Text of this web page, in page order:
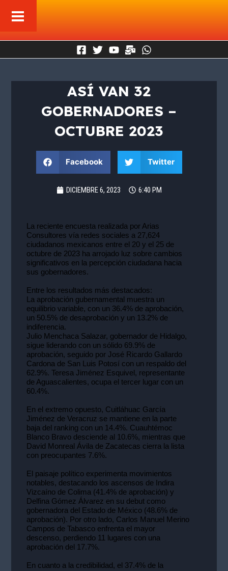
contenido
ASÍ VAN 32
GOBERNADORES –
OCTUBRE 2023
Facebook Twitter
DICIEMBRE 6, 2023 6:40 PM
La reciente encuesta realizada por Arias
Consultores vía redes sociales a 27,624
ciudadanos mexicanos entre el 20 y el 25 de
octubre de 2023 ha arrojado luz sobre cambios
significativos en la percepción ciudadana hacia
sus gobernadores.
Entre los resultados más destacados:
La aprobación gubernamental muestra un
equilibrio variable, con un 36.4% de aprobación,
un 50.5% de desaprobación y un 13.2% de
indiferencia.
Julio Menchaca Salazar, gobernador de Hidalgo,
sigue liderando con un sólido 69.9% de
aprobación, seguido por José Ricardo Gallardo
Cardona de San Luis Potosí con un respaldo del
62.9%. Teresa Jiménez Esquivel, representante
de Aguascalientes, ocupa el tercer lugar con un
60.4%.
En el extremo opuesto, Cuitláhuac García
Jiménez de Veracruz se mantiene en la parte
baja del ranking con un 14.4%. Cuauhtémoc
Blanco Bravo desciende al 10.6%, mientras que
David Monreal Ávila de Zacatecas cierra la lista
con preocupantes 7.6%.
El paisaje político experimenta movimientos
notables, destacando los ascensos de Indira
Vizcaíno de Colima (41.4% de aprobación) y
Delfina Gómez Álvarez en su debut como
gobernadora del Estado de México (48.6% de
aprobación). Por otro lado, Carlos Manuel Merino
Campos de Tabasco enfrenta el mayor
descenso, perdiendo 11 lugares con una
aprobación del 17.7%.
En cuanto a la credibilidad, el 37.4% de la